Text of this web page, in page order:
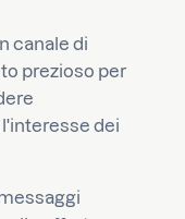
canale di
prezioso per
dei